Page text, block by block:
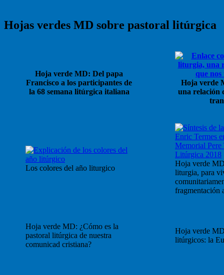
Hojas verdes MD sobre pastoral litúrgica
Hoja verde MD: Del papa
Francisco a los participantes de
la 68 semana litúrgica italiana
Hoja verde
una relación
Los colores del año liturgico
Hoja verde
liturgia, para
fragmentación
Hoja verde MD: ¿Cómo es la
pastoral litúrgica de nuestra
comunicad cristiana?
Hoja verde
litúrgicos: la